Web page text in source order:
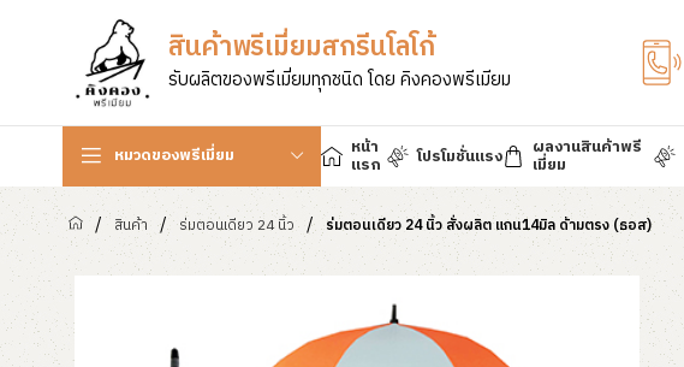
สินค้าพรีเมี่ยมสกรีนโลโก้
รับผลิตของพรีเมี่ยมทุกชนิด โดย คิงคองพรีเมียม
หมวดของพรีเมี่ยม หน้า
แรก โปรโมชั่นแรง ผลงานสินค้าพรี
เมี่ยม
/ สินค้า / ร่มตอนเดียว 24 นิ้ว / ร่มตอนเดียว 24 นิ้ว สั่งผลิต แกน14มิล ด้ามตรง (ธอส)